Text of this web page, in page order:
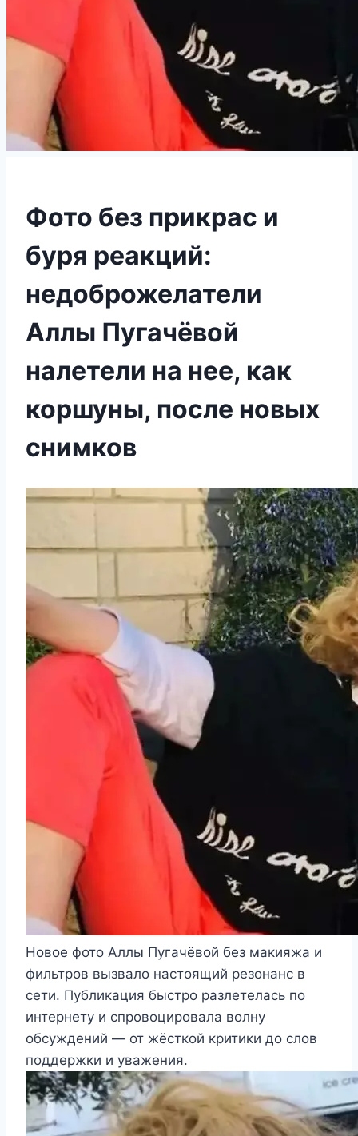
Фото без прикрас и
буря реакций:
недоброжелатели
Аллы Пугачёвой
налетели на нее, как
коршуны, после новых
снимков
Новое фото Аллы Пугачёвой без макияжа и
фильтров вызвало настоящий резонанс в
сети. Публикация быстро разлетелась по
интернету и спровоцировала волну
обсуждений — от жёсткой критики до слов
поддержки и уважения.